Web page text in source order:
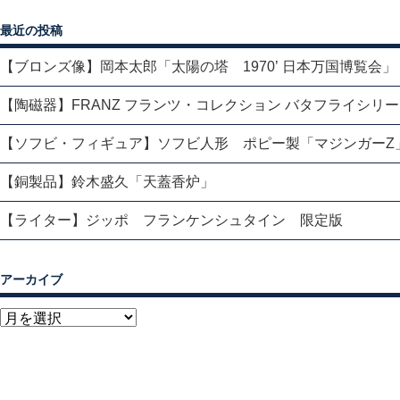
最近の投稿
【ブロンズ像】岡本太郎「太陽の塔 1970’ 日本万国博覧会」
【陶磁器】FRANZ フランツ・コレクション バタフライシリ
【ソフビ・フィギュア】ソフビ人形 ポピー製「マジンガーZ
【銅製品】鈴木盛久「天蓋香炉」
【ライター】ジッポ フランケンシュタイン 限定版
アーカイブ